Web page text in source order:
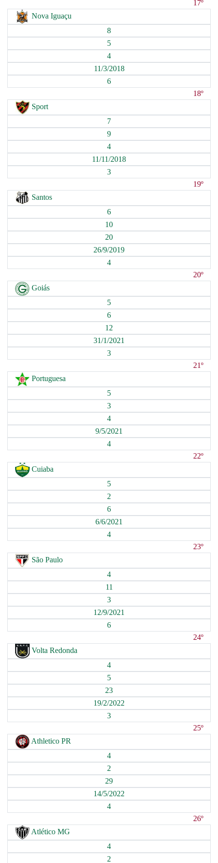
17º
Nova Iguaçu
8
5
4
11/3/2018
6
18º
Sport
7
9
4
11/11/2018
3
19º
Santos
6
10
20
26/9/2019
4
20º
Goiás
5
6
12
31/1/2021
3
21º
Portuguesa
5
3
4
9/5/2021
4
22º
Cuiaba
5
2
6
6/6/2021
4
23º
São Paulo
4
11
3
12/9/2021
6
24º
Volta Redonda
4
5
23
19/2/2022
3
25º
Athletico PR
4
2
29
14/5/2022
4
26º
Atlético MG
4
2